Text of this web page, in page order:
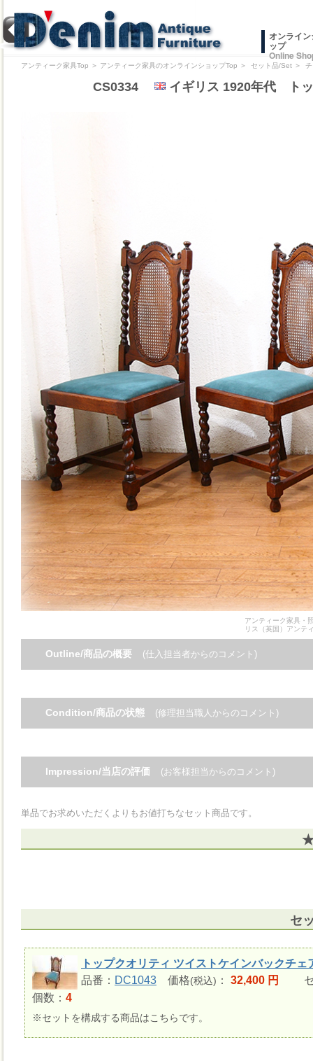
オンライ
ップ
Online
アンティーク家具Top ＞ アンティーク家具のオンラインショップTop ＞ セット品/Set ＞
CS0334 イギリス 1920年代 トッ
アンティーク家具・
リス（英国）アンテ
Outline/商品の概要 (仕入担当者からのコメント)
Condition/商品の状態 (修理担当職人からのコメント)
Impression/当店の評価 (お客様担当からのコメント)
単品でお求めいただくよりもお値打ちなセット商品です。
セ
トップクオリティ ツイストケインバックチェ
品番： DC1043 価格(税込) ： 32,400 円
セ
個数： 4
※セットを構成する商品はこちらです。